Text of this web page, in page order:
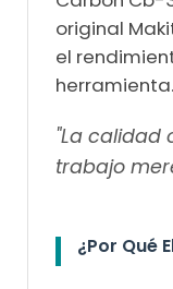
original
el
herramienta.
"La calidad
trabajo
¿Por Qué